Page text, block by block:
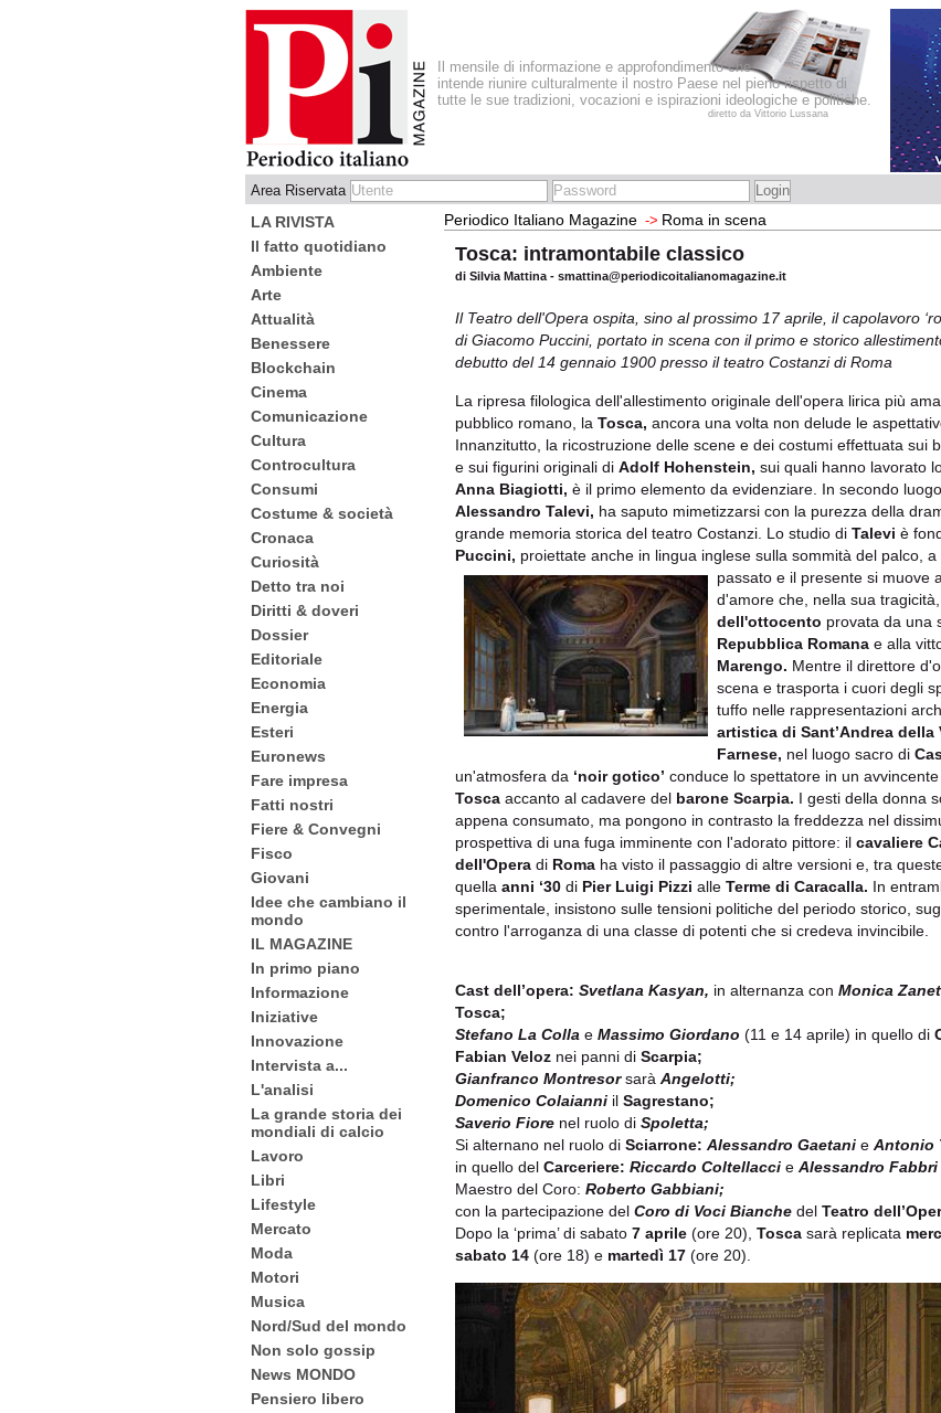
Il mensile di informazione e approfondimento che
intende riunire culturalmente il nostro Paese nel pieno rispetto di
tutte le sue tradizioni, vocazioni e ispirazioni ideologiche e politiche.
diretto da Vittorio Lussana
Area Riservata
LA RIVISTA
Il fatto quotidiano
Ambiente
Arte
Attualità
Benessere
Blockchain
Cinema
Comunicazione
Cultura
Controcultura
Consumi
Costume & società
Cronaca
Curiosità
Detto tra noi
Diritti & doveri
Dossier
Editoriale
Economia
Energia
Esteri
Euronews
Fare impresa
Fatti nostri
Fiere & Convegni
Fisco
Giovani
Idee che cambiano il
mondo
IL MAGAZINE
In primo piano
Informazione
Iniziative
Innovazione
Intervista a...
L'analisi
La grande storia dei
mondiali di calcio
Lavoro
Libri
Lifestyle
Mercato
Moda
Motori
Musica
Nord/Sud del mondo
Non solo gossip
News MONDO
Pensiero libero
Periodico Italiano Magazine -> Roma in scena
Tosca: intramontabile classico
di Silvia Mattina - smattina@periodicoitalianomagazine.it
Il Teatro dell'Opera ospita, sino al prossimo 17 aprile, il capolavoro
di Giacomo Puccini, portato in scena con il primo e storico
debutto del 14 gennaio 1900 presso il teatro Costanzi di Roma
La ripresa filologica dell'allestimento originale dell'opera lirica più
pubblico romano, la Tosca, ancora una volta non delude le
Innanzitutto, la ricostruzione delle scene e dei costumi effettuata sui
e sui figurini originali di Adolf Hohenstein, sui quali hanno lavorato
Anna Biagiotti, è il primo elemento da evidenziare. In secondo
Alessandro Talevi, ha saputo mimetizzarsi con la purezza della
grande memoria storica del teatro Costanzi. Lo studio di Talevi è
Puccini, proiettate anche in lingua inglese sulla sommità del palco,
passato e il presente si muove
d'amore che, nella sua
dell'ottocento provata da una
Repubblica Romana e alla
Marengo. Mentre il direttore
scena e trasporta i cuori degli
tuffo nelle rappresentazioni
artistica di Sant’Andrea della
Farnese, nel luogo sacro di
un'atmosfera da ‘noir gotico’ conduce lo spettatore in un
Tosca accanto al cadavere del barone Scarpia. I gesti della donna
appena consumato, ma pongono in contrasto la freddezza nel
prospettiva di una fuga imminente con l'adorato pittore: il cavaliere
dell'Opera di Roma ha visto il passaggio di altre versioni e, tra
quella anni ‘30 di Pier Luigi Pizzi alle Terme di Caracalla. In
sperimentale, insistono sulle tensioni politiche del periodo storico,
contro l'arroganza di una classe di potenti che si credeva invincibile.
Cast dell’opera: Svetlana Kasyan, in alternanza con Monica
Tosca;
Stefano La Colla e Massimo Giordano (11 e 14 aprile) in quello di
Fabian Veloz nei panni di Scarpia;
Gianfranco Montresorsarà Angelotti;
Domenico Colaianni il Sagrestano;
Saverio Fiore nel ruolo di Spoletta;
Si alternano nel ruolo di Sciarrone: Alessandro Gaetani e Antonio
in quello del Carceriere: Riccardo Coltellacci e Alessandro Fabbri
Maestro del Coro: Roberto Gabbiani;
con la partecipazione del Coro di Voci Bianche del Teatro
Dopo la ‘prima’ di sabato 7 aprile (ore 20), Tosca sarà replicata
sabato 14 (ore 18) e martedì 17 (ore 20).